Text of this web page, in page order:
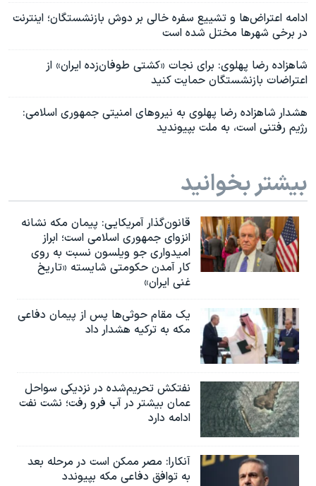
ادامه اعتراض‌ها و تشییع سفره خالی بر دوش بازنشستگان؛ اینترنت
در برخی شهرها مختل شده است
شاهزاده رضا پهلوی: برای نجات «کشتی طوفان‌زده ایران» از
اعتراضات بازنشستگان حمایت کنید
هشدار شاهزاده رضا پهلوی به نیروهای امنیتی جمهوری اسلامی:
رژیم رفتنی است، به ملت بپیوندید
بیشتر بخوانید
قانون‌گذار آمریکایی: پیمان مکه نشانه
انزوای جمهوری اسلامی است؛ ابراز
امیدواری جو ویلسون نسبت به روی
کار آمدن حکومتی شایسته «تاریخ
غنی ایران»
یک مقام حوثی‌ها پس از پیمان دفاعی
مکه به ترکیه هشدار داد
نفتکش تحریم‌شده در نزدیکی سواحل
عمان بیشتر در آب فرو رفت؛ نشت نفت
ادامه دارد
آنکارا: مصر ممکن است در مرحله بعد
به توافق دفاعی مکه بپیوندد